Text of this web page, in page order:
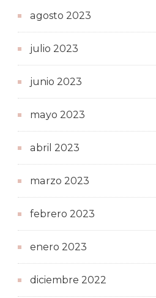
agosto 2023
julio 2023
junio 2023
mayo 2023
abril 2023
marzo 2023
febrero 2023
enero 2023
diciembre 2022